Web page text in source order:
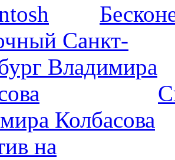
Колбасова